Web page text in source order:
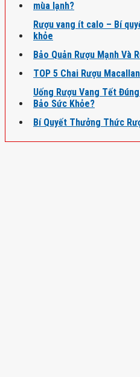
mùa lạnh?
Rượu vang ít calo – Bí
khỏe
Bảo Quản Rượu Mạnh Và
TOP 5 Chai Rượu
Uống Rượu Vang Tết
Bảo Sức Khỏe?
Bí Quyết Thưởng Thức